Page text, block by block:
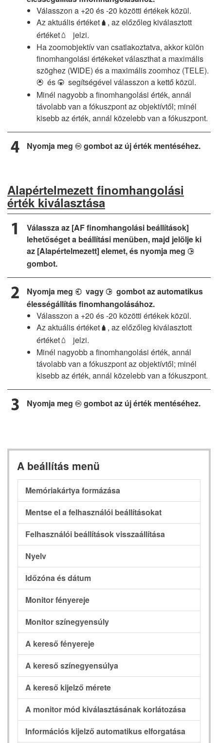
Válasszon a +20 és -20 közötti értékek közül.
Az aktuális értéket g , az előzőleg kiválasztott
értéket s jelzi.
Ha zoomobjektív van csatlakoztatva, akkor külön
finomhangolási értékeket választhat a maximális
szöghez (WIDE) és a maximális zoomhoz (TELE).
1 és 3 segítségével válasszon a kettő közül.
Minél nagyobb a finomhangolási érték, annál
távolabb van a fókuszpont az objektívtől; minél
kisebb az érték, annál közelebb van a fókuszpont.
Nyomja meg J gombot az új érték mentéséhez.
Alapértelmezett finomhangolási
érték kiválasztása
Válassza az [AF finomhangolási beállítások]
lehetőséget a beállítási menüben, majd jelölje ki
az [Alapértelmezett] elemet, és nyomja meg 2
gombot.
Nyomja meg 4 vagy 2 gombot az automatikus
élességállítás finomhangolásához.
Válasszon a +20 és -20 közötti értékek közül.
Az aktuális értéket g , az előzőleg kiválasztott
értéket s jelzi.
Minél nagyobb a finomhangolási érték, annál
távolabb van a fókuszpont az objektívtől; minél
kisebb az érték, annál közelebb van a fókuszpont.
Nyomja meg J gombot az új érték mentéséhez.
A beállítás menü
Memóriakártya formázása
Mentse el a felhasználói beállításokat
Felhasználói beállítások visszaállítása
Nyelv
Időzóna és dátum
Monitor fényereje
Monitor színegyensúly
A kereső fényereje
A kereső színegyensúlya
A kereső kijelző mérete
A monitor mód kiválasztásának korlátozása
Információs kijelző automatikus elforgatása